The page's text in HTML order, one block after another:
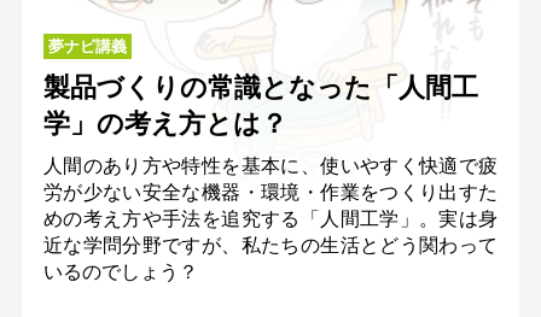
夢ナビ講義
製品づくりの常識となった「人間工
学」の考え方とは？
人間のあり方や特性を基本に、使いやすく快適で疲
労が少ない安全な機器・環境・作業をつくり出すた
めの考え方や手法を追究する「人間工学」。実は身
近な学問分野ですが、私たちの生活とどう関わって
いるのでしょう？